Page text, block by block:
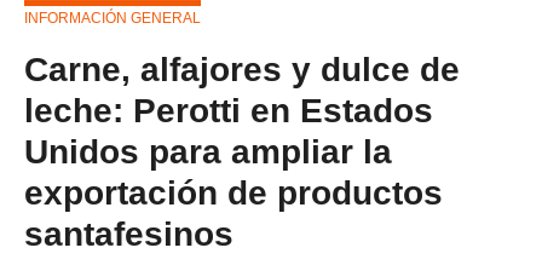
INFORMACIÓN GENERAL
Carne, alfajores y dulce de
leche: Perotti en Estados
Unidos para ampliar la
exportación de productos
santafesinos